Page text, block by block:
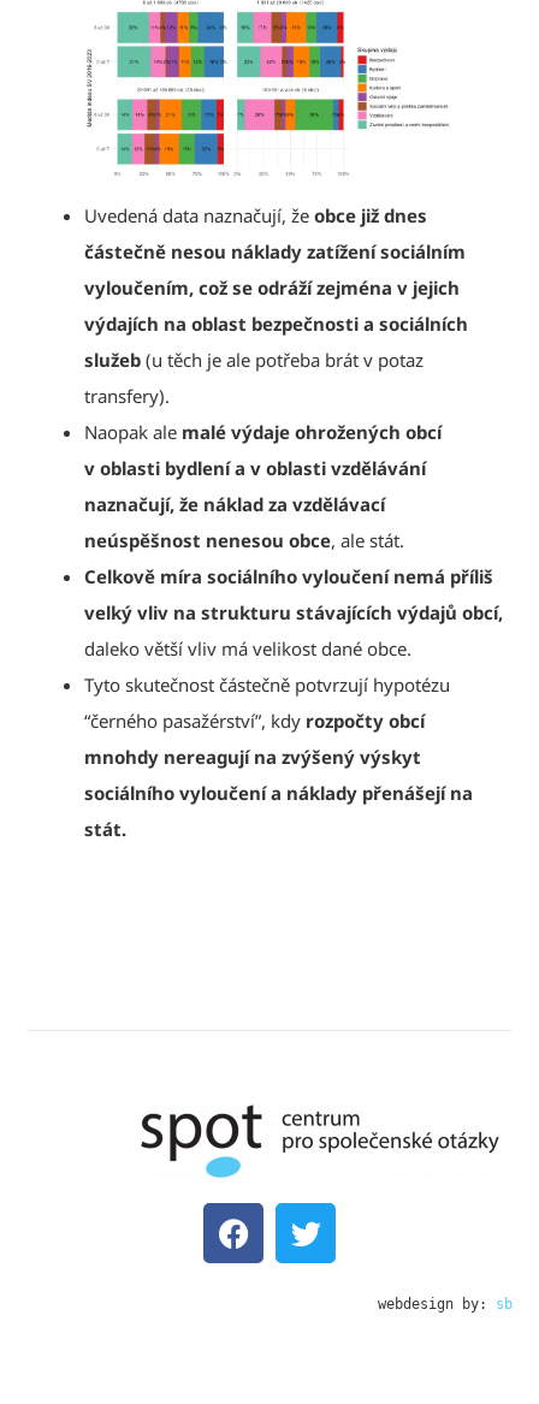
Uvedená data naznačují, že obce již dnes
částečně nesou náklady zatížení sociálním
vyloučením, což se odráží zejména v jejich
výdajích na oblast bezpečnosti a sociálních
služeb (u těch je ale potřeba brát v potaz
transfery).
Naopak ale malé výdaje ohrožených obcí
v oblasti bydlení a v oblasti vzdělávání
naznačují, že náklad za vzdělávací
neúspěšnost nenesou obce, ale stát.
Celkově míra sociálního vyloučení nemá příliš
velký vliv na strukturu stávajících výdajů obcí,
daleko větší vliv má velikost dané obce.
Tyto skutečnost částečně potvrzují hypotézu
“černého pasažérství”, kdy rozpočty obcí
mnohdy nereagují na zvýšený výskyt
sociálního vyloučení a náklady přenášejí na
stát.
webdesign by: sb